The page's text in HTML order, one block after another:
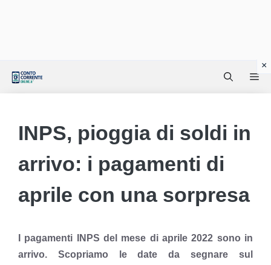
INPS, pioggia di soldi in
arrivo: i pagamenti di
aprile con una sorpresa
I pagamenti INPS del mese di aprile 2022 sono in
arrivo. Scopriamo le date da segnare sul